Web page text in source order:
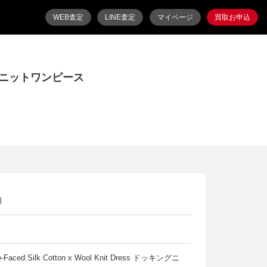
WEB査定 LINE査定 マイページ 買取お申込
ットワンピース
Faced Silk Cotton x Wool Knit Dress ドッキングニ